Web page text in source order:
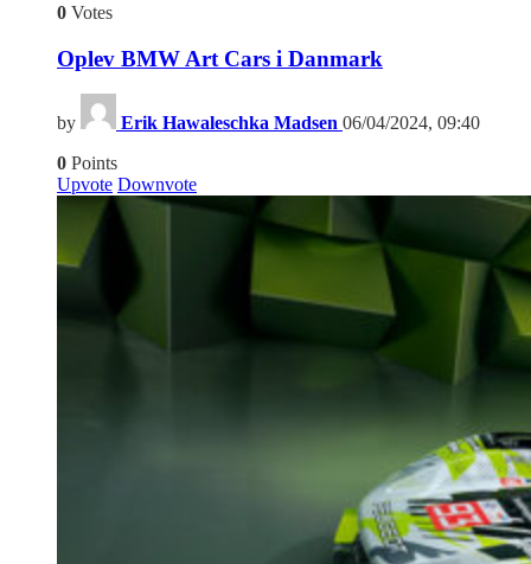
0 Votes
Oplev BMW Art Cars i Danmark
by Erik Hawaleschka Madsen 06/04/2024, 09:40
0 Points
Upvote Downvote